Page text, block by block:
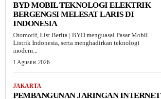
BYD MOBIL TEKNOLOGI ELEKTRIK
BERGENGSI MELESAT LARIS DI
INDONESIA
Otomotif, List Berita | BYD menguasai Pasar Mobil
Listrik Indonesia, serta menghadirkan teknologi
modern...
1 Agustus 2026
JAKARTA
PEMBANGUNAN JARINGAN INTERNET